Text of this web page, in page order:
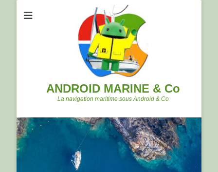
ANDROID MARINE & Co
La navigation maritime sous Android & Co